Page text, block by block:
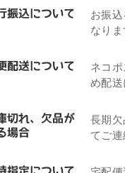
お振
なりま
ネコ
め配送
長期欠
てご連